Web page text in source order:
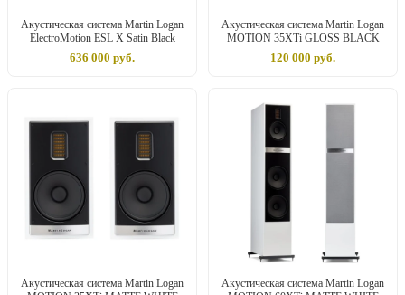
Акустическая система Martin Logan
ElectroMotion ESL X Satin Black
636 000 руб.
Акустическая система Martin Logan
MOTION 35XTi GLOSS BLACK
120 000 руб.
Акустическая система Martin Logan
Акустическая система Martin Logan